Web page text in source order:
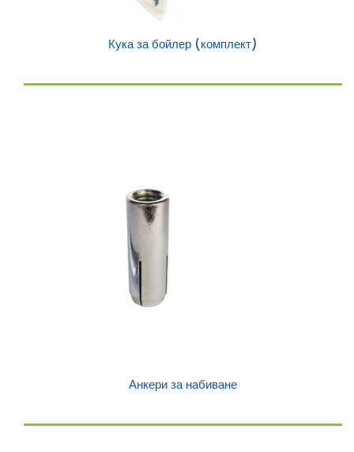
Кука за бойлер (комплект)
Анкери за набиване